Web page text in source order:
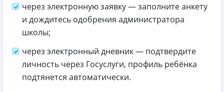
через электронную заявку — заполните анкету
и дождитесь одобрения администратора
школы;
через электронный дневник — подтвердите
личность через Госуслуги, профиль ребёнка
подтянется автоматически.